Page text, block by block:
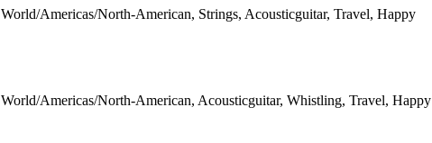
World/Americas/North-American, Strings, Acousticguitar, Travel, Happy
World/Americas/North-American, Acousticguitar, Whistling, Travel, Happy